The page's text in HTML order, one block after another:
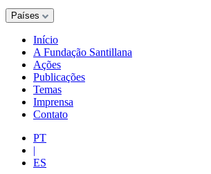
Países
Início
A Fundação Santillana
Ações
Publicações
Temas
Imprensa
Contato
PT
|
ES